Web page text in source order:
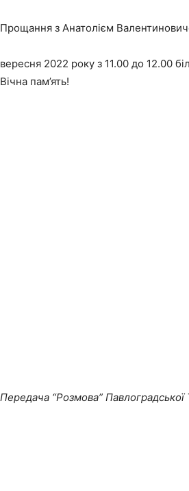
Прощання з Анатолієм
вересня 2022 року з 11.00 до 12.00
Вічна пам’ять!
Передача “Розмова” Павлоградської